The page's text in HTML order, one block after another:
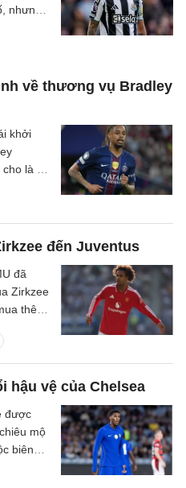
nhưng
về thương vụ Bradley
khởi
là đã
đến Juventus
đã
Zirkzee
thêm
hậu vệ của Chelsea
được
mộ
biên